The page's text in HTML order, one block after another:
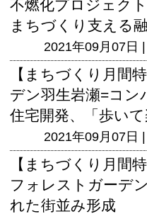
不燃化プロジェク
まちづくり支える
2021年09月07日 |
【まちづくり月間
デン羽生岩瀬=コン
住宅開発、「歩い
2021年09月07日 |
【まちづくり月間
フォレストガーデ
れた街並み形成